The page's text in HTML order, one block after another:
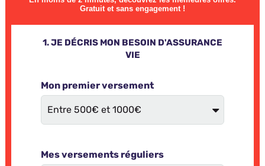
Gratuit et sans engagement !